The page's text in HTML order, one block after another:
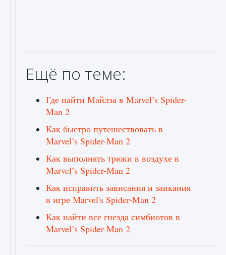
Ещё по теме:
Где найти Майлза в Marvel’s Spider-
Man 2
Как быстро путешествовать в
Marvel’s Spider-Man 2
Как выполнять трюки в воздухе в
Marvel’s Spider-Man 2
Как исправить зависания и заикания
в игре Marvel's Spider-Man 2
Как найти все гнезда симбиотов в
Marvel’s Spider-Man 2